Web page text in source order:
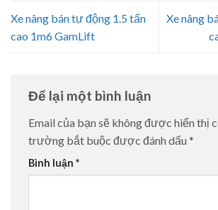
Xe nâng bán tự động 1.5 tấn
cao 1m6 GamLift
Xe nâng
Để lại một bình luận
Email của bạn sẽ không được hiển thị
trường bắt buộc được đánh dấu *
Bình luận *